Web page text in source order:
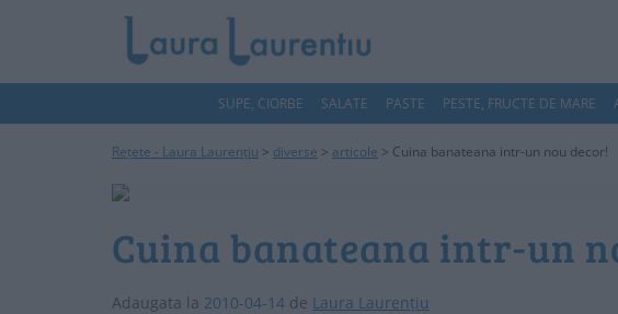
SUPE, CIORBE SALATE PASTE PESTE, FRUCTE DE MARE
Rețete - Laura Laurențiu > diverse > articole > Cuina banateana intr-un nou decor!
Cuina banateana intr-un
Adaugata la 2010-04-14 de Laura Laurențiu